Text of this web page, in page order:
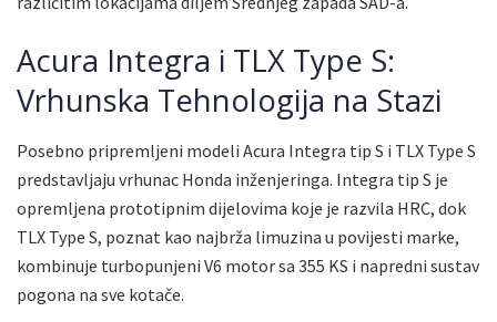
Acura Integra i TLX Type S:
Vrhunska Tehnologija na Stazi
Posebno pripremljeni modeli Acura Integra tip S i TLX Type S
predstavljaju vrhunac Honda inženjeringa. Integra tip S je
opremljena prototipnim dijelovima koje je razvila HRC, dok
TLX Type S, poznat kao najbrža limuzina u povijesti marke,
kombinuje turbopunjeni V6 motor sa 355 KS i napredni sustav
pogona na sve kotače.